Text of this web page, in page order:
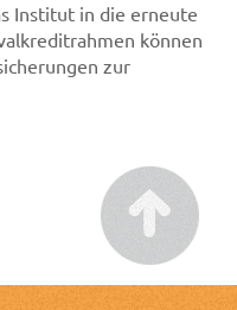
Institut in die erneute
können
zur